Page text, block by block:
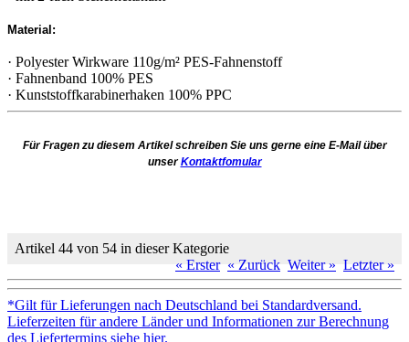
Material:
· Polyester Wirkware 110g/m² PES-Fahnenstoff
· Fahnenband 100% PES
· Kunststoffkarabinerhaken 100% PPC
Für Fragen zu diesem Artikel schreiben Sie uns gerne eine E-Mail über
unserKontaktfomular
Artikel 44 von 54 in dieser Kategorie
« Erster « Zurück Weiter » Letzter »
*Gilt für Lieferungen nach Deutschland bei Standardversand.
Lieferzeiten für andere Länder und Informationen zur Berechnung
des Liefertermins siehe hier.